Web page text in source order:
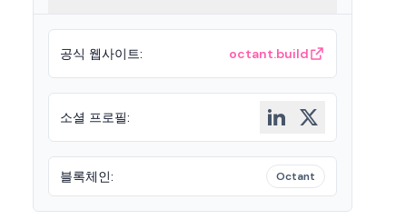
공식 웹사이트: octant.build
소셜 프로필:
블록체인: Octant